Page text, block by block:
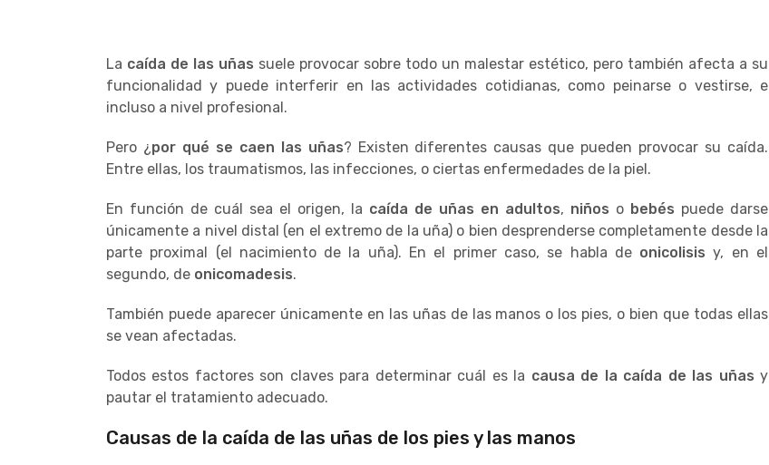
La caída de las uñas suele provocar sobre todo un malestar estético, pero también afecta a su
funcionalidad y puede interferir en las actividades cotidianas, como peinarse o vestirse, e
incluso a nivel profesional.
Pero ¿ por qué se caen las uñas? Existen diferentes causas que pueden provocar su caída.
Entre ellas, los traumatismos, las infecciones, o ciertas enfermedades de la piel.
En función de cuál sea el origen, la caída de uñas en adultos, niños o bebés puede darse
únicamente a nivel distal (en el extremo de la uña) o bien desprenderse completamente desde la
parte proximal (el nacimiento de la uña). En el primer caso, se habla de onicolisis y, en el
segundo, de onicomadesis.
También puede aparecer únicamente en las uñas de las manos o los pies, o bien que todas ellas
se vean afectadas.
Todos estos factores son claves para determinar cuál es la causa de la caída de las uñas y
pautar el tratamiento adecuado.
Causas de la caída de las uñas de los pies y las manos